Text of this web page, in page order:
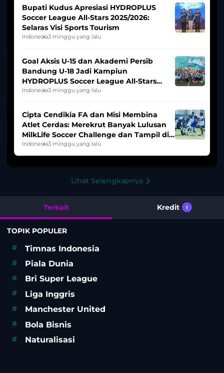
Bupati Kudus Apresiasi HYDROPLUS
Soccer League All-Stars 2025/2026:
Selaras Visi Sports Tourism
Indonesia3 minggu yang lalu
Goal Aksis U-15 dan Akademi Persib
Bandung U-18 Jadi Kampiun
HYDROPLUS Soccer League All-Stars
2025/2026
Indonesia3 minggu yang lalu
Cipta Cendikia FA dan Misi Membina
Atlet Cerdas: Merekrut Banyak Lulusan
MilkLife Soccer Challenge dan Tampil di
HYDROPLUS Soccer League
Indonesia3 minggu yang lalu
Lihat Selengkapnya
Terkait Kredit 1
TOPIK POPULER
#
Timnas Indonesia
# Piala Dunia
# Bri Super League
# Liga Inggris
# Manchester United
# Bola Bisnis
# Naturalisasi